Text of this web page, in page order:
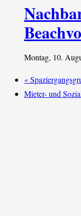
Montag, 10.
«
Mieter- und